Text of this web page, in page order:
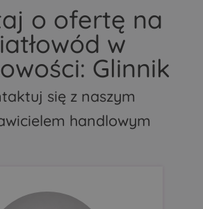
o ofertę na
w
Glinnik
się z naszym
handlowym